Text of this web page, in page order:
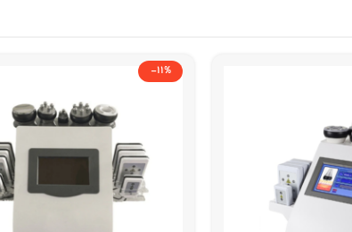
مشاهده محصولات
-11%